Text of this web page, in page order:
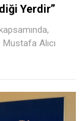
Yerdir”
Alıcı